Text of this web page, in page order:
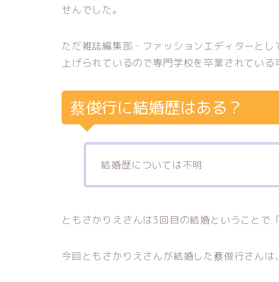
せんでした。
ただ雑誌編集部・ファッションエディターと
上げられているので専門学校を卒業されている
蔡俊行に結婚歴はある？
結婚歴については不明
ともさかりえさんは3回目の結婚ということで
今回ともさかりえさんが結婚した蔡俊行さん